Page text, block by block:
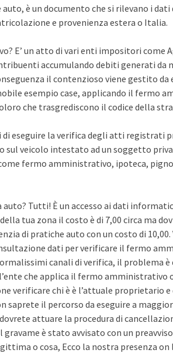
auto, è un documento che si rilevano i
e provenienza estera o Italia.
E’ un atto di vari enti impositori come
accumulando debiti generati da
il contenzioso viene gestito
esempio case, applicando il fermo
che trasgrediscono il codice della
di eseguire la verifica degli atti registrati
sul veicolo intestato ad un soggetto
fermo amministrativo, ipoteca,
auto? Tutti! È un accesso ai dati
tua zona il costo è di 7,00 circa ma
di pratiche auto con un costo di
dati per verificare il fermo
canali di verifica, il problema è
che applica il fermo amministrativo
verificare chi è è l’attuale proprietario e
il percorso da eseguire a
attuare la procedura di
è stato avvisato con un
o cosa, Ecco la nostra presenza